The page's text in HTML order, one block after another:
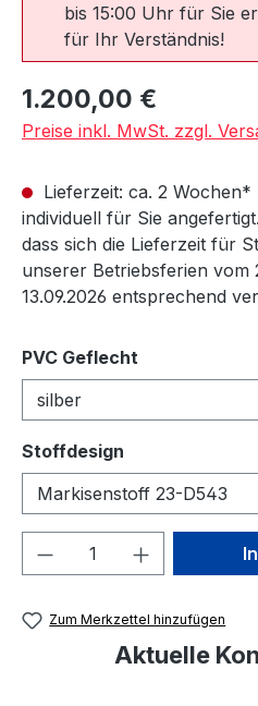
bis 15:00 Uhr für Sie
für Ihr Verständnis!
Regulärer Preis:
1.200,00 €
Preise inkl. MwSt. zzgl.
Lieferzeit: ca. 2
individuell für Sie
dass sich die Lieferzeit für
unserer Betriebsferien vom
13.09.2026 entsprechend
PVC Geflecht
Stoffdesign
Produkt Anzahl:
Zum Merkzettel hinzufügen
Aktuelle